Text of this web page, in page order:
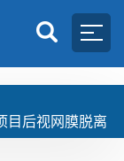
目后视网膜脱离